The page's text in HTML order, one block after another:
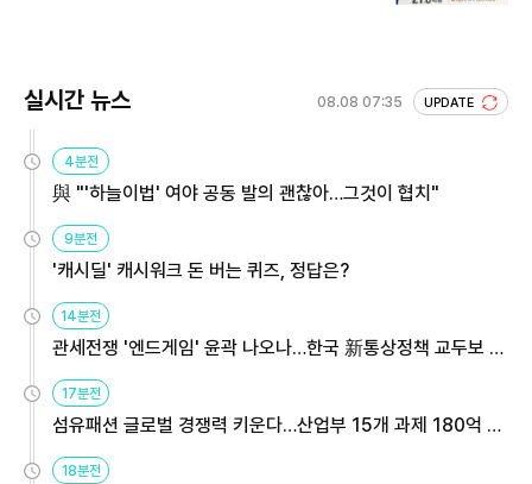
실시간 뉴스 08.08 07:35 UPDATE
4분전
與 "'하늘이법' 여야 공동 발의 괜찮아…그것이 협치"
9분전
'캐시딜' 캐시워크 돈 버는 퀴즈, 정답은?
14분전
관세전쟁 '엔드게임' 윤곽 나오나…한국 新통상정책 교두보 활
용해야
17분전
섬유패션 글로벌 경쟁력 키운다…산업부 15개 과제 180억 지
원
18분전